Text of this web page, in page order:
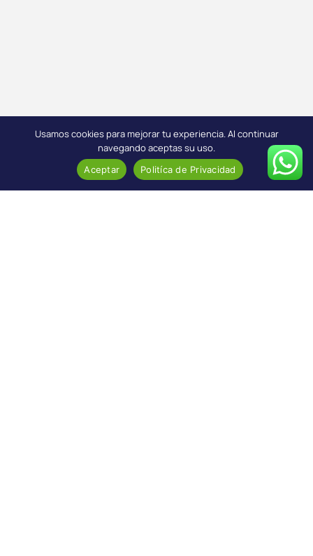
Usamos cookies para mejorar tu experiencia. Al continuar
navegando aceptas su uso.
Aceptar Politíca de Privacidad